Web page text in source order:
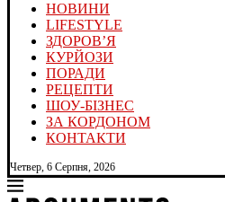
НОВИНИ
LIFESTYLE
ЗДОРОВ’Я
КУРЙОЗИ
ПОРАДИ
РЕЦЕПТИ
ШОУ-БІЗНЕС
ЗА КОРДОНОМ
КОНТАКТИ
Четвер, 6 Серпня, 2026